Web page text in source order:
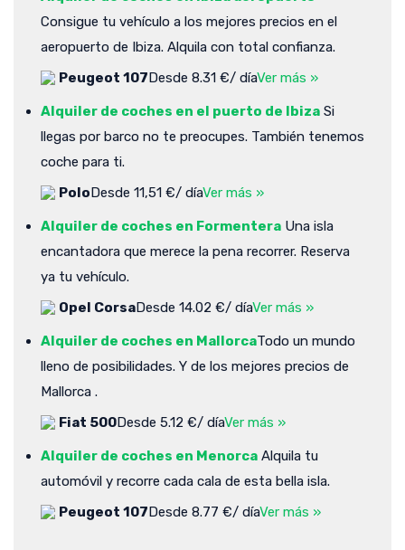
Consigue tu vehículo a los mejores precios en el
aeropuerto de Ibiza. Alquila con total confianza.
Peugeot 107Desde 8.31 €/ díaVer más »
Alquiler de coches en el puerto de Ibiza Si
llegas por barco no te preocupes. También tenemos
coche para ti.
PoloDesde 11,51 €/ díaVer más »
Alquiler de coches en Formentera Una isla
encantadora que merece la pena recorrer. Reserva
ya tu vehículo.
Opel CorsaDesde 14.02 €/ díaVer más »
Alquiler de coches en MallorcaTodo un mundo
lleno de posibilidades. Y de los mejores precios de
Mallorca .
Fiat 500Desde 5.12 €/ díaVer más »
Alquiler de coches en Menorca Alquila tu
automóvil y recorre cada cala de esta bella isla.
Peugeot 107Desde 8.77 €/ díaVer más »